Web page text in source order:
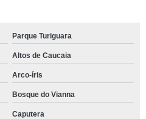
Parque Turiguara
Altos de Caucaia
Arco-íris
Bosque do Vianna
Caputera